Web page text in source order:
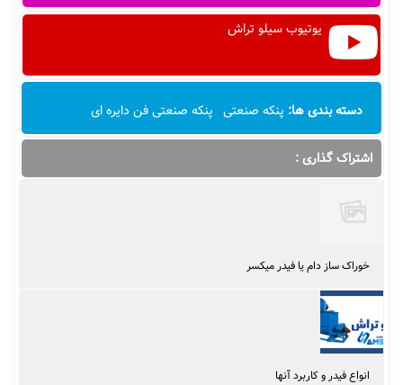
یوتیوب سیلو تراش
دسته بندی ها: پنکه صنعتی, پنکه صنعتی فن دایره ای
اشتراک گذاری :
خوراک ساز دام یا فیدر میکسر
انواع فیدر و کاربرد آنها